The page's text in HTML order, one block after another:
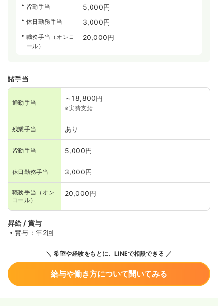
皆勤手当 5,000円
休日勤務手当 3,000円
職務手当（オンコ
ール）
20,000円
諸手当
通勤手当
～18,800円
※実費支給
残業手当 あり
皆勤手当 5,000円
休日勤務手当 3,000円
職務手当（オン
コール）
20,000円
昇給 / 賞与
賞与：年2回
希望や経験をもとに、LINEで相談できる
給与や働き方について聞いてみる